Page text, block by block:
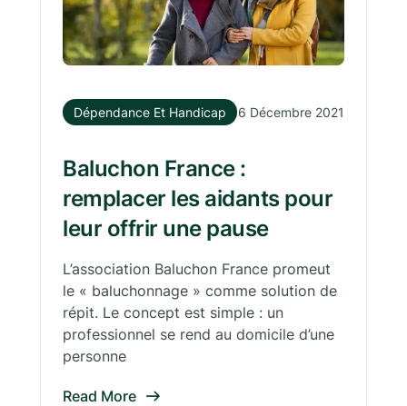
Dépendance Et Handicap 6 Décembre 2021
Baluchon France :
remplacer les aidants pour
leur offrir une pause
L’association Baluchon France promeut
le « baluchonnage » comme solution de
répit. Le concept est simple : un
professionnel se rend au domicile d’une
personne
Read More